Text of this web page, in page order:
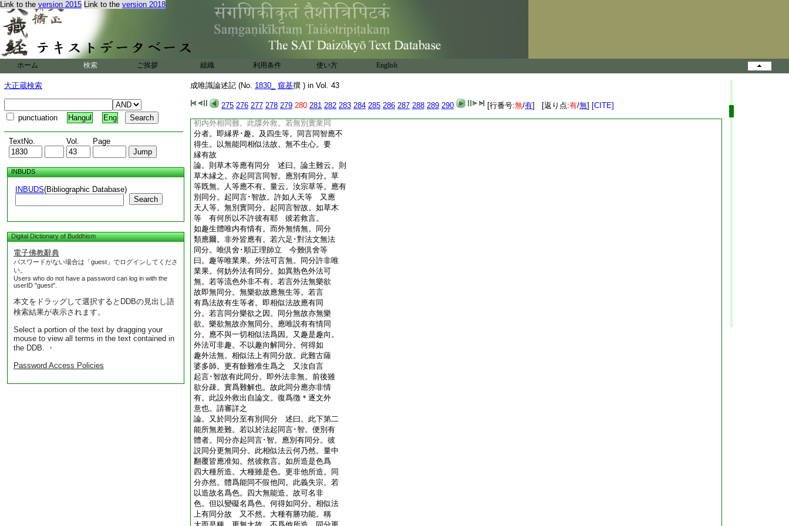
Link to the version 2015 Link to the version 2018
ホーム 検索 ご挨拶 組織 利用条件 使い方 English
大正蔵検索
punctuation Hangul Eng
TextNo. Vol. Page
INBUDS
INBUDS(Bibliographic Database)
Search
Digital Dictionary of Buddhism
電子佛教辭典
パスワードがない場合は「guest」でログインしてくださ
い。
Users who do not have a password can log in with the
userID "guest".
本文をドラッグして選択するとDDBの見出し語
検索結果が表示されます。
Select a portion of the text by dragging your
mouse to view all terms in the text contained in
the DDB. ・
Password Access Policies
成唯識論述記 (No. 1830_ 窺基撰 ) in Vol. 43
275 276 277 278 279 280 281 282 283 284 285 286 287 288 289 290 [行番号:無/有] [返り点:有/無] [CITE]
種姓人無別障故。應言未得見道二障上
立。二乘斷一分。名一分聖。倶句攝故。此等
諸門及釋難。如下第九十障中解
論。復如何知至有實同分 述曰。初
論。契經説故至乃至廣説 述曰。外人引經｣
次論主非
論。此經不説至爲證不成 述曰。經
7
明不
説別有自體。即依色･心之上説天人同
分。故證不成
初内外相同難。此牒外救。若無別實衆同
分者。即縁界･趣。及四生等。同言同智應不
得生。以無能同相似法故。無不生心。要
縁有故
論。則草木等應有同分 述曰。論主難云。則
草木縁之。亦起同言同智。應別有同分。草
等既無。人等應不有。量云。汝宗草等。應有
別同分。起同言･智故。許如人天等 又應
天人等。無別實同分。起同言智故。如草木
等 有何所以不許彼有耶 彼若救言。
如趣生體唯内有情有。而外無情無。同分
類應爾。非外皆應有。若六足･對法文無法
同分。唯倶舍･順正理師立 今難倶舍等
曰。趣等唯業果。外法可言無。同分許非唯
業果。何妨外法有同分。如異熟色外法可
無。若等流色外非不有。若言外法無樂欲
故即無同分。無樂欲故應無生等。若言
有爲法故有生等者。即相似法故應有同
分。若言同分樂欲之因。同分無故亦無樂
欲。樂欲無故亦無同分。應唯説有有情同
分。應不與一切相似法爲因。又趣是趣向。
外法可非趣。不以趣向解同分。何得如
趣外法無。相似法上有同分故。此難古薩
婆多師。更有餘難准生爲之 又汝自言
起言･智故有此同分。即外法非無。前後雖
欲分疎。實爲難解也。故此同分應亦非情
有。此設外救出自論文。復爲徴＊逐文外
意也。請審詳之
論。又於同分至有別同分 述曰。此下第二
能所無差難。若以於法起同言･智。便別有
體者。同分亦起同言･智。應別有同分。彼
説同分更無同分。此相似法云何乃然。量中
翻覆皆應准知。然彼救言。如所造是色爲
四大種所造。大種雖是色。更非他所造。同
分亦然。體爲能同不假他同。此義失宗。若
以造故名爲色。四大無能造。故可名非
色。但以變礙名爲色。何得如同分。相似法
上有同分故 又不然。大種有勝功能。稱